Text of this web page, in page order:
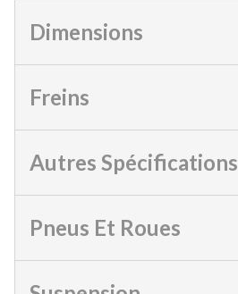
Dimensions
Freins
Autres Spécifications
Pneus Et Roues